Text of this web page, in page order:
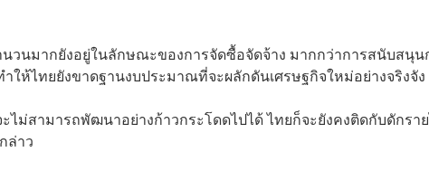
วนมากยังอยู่ในลักษณะของการจัดซื้อจัดจ้าง มากกว่าการสนับสนุน
ห้ไทยยังขาดฐานงบประมาณที่จะผลักดันเศรษฐกิจใหม่อย่างจริงจัง
ม่สามารถพัฒนาอย่างก้าวกระโดดไปได้ ไทยก็จะยังคงติดกับดักรา
ล่าว